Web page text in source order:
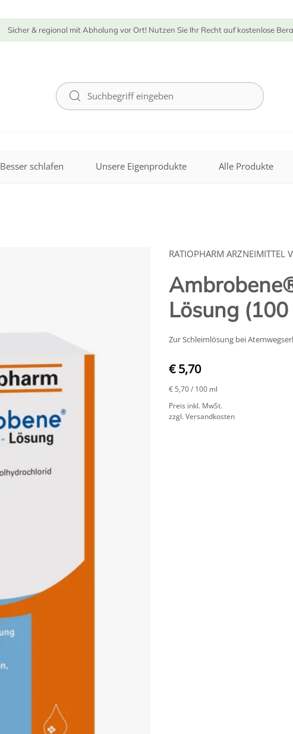
Sicher & regional mit Abholung vor Ort! Nutzen Sie Ihr Recht auf kostenlose
Besser schlafen Unsere Eigenprodukte Alle Produkte
RATIOPHARM ARZNEIMITTEL
Lösung
Zur Schleimlösung bei
€ 5,70
€ 5,70/ 100 ml
Preis inkl. MwSt.
zzgl. Versandkosten